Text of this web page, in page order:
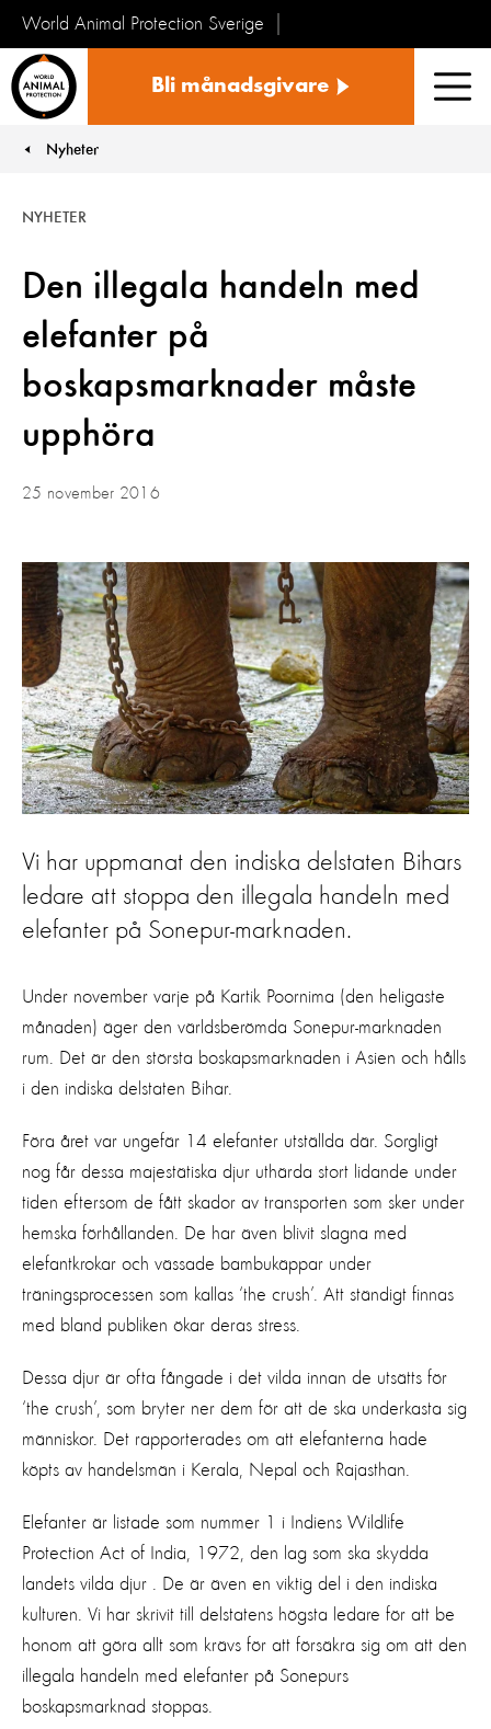
World Animal Protection Sverige
Bli månadsgivare
You are here:
Nyheter
Den illegala handeln med
elefanter på
boskapsmarknader måste
upphöra
NYHETER
25 november 2016
Vi har uppmanat den indiska delstaten Bihars
ledare att stoppa den illegala handeln med
elefanter på Sonepur-marknaden.
Under november varje på Kartik Poornima (den heligaste
månaden) äger den världsberömda Sonepur-marknaden
rum. Det är den största boskapsmarknaden i Asien och hålls
i den indiska delstaten Bihar.
Föra året var ungefär 14 elefanter utställda där. Sorgligt
nog får dessa majestätiska djur uthärda stort lidande under
tiden eftersom de fått skador av transporten som sker under
hemska förhållanden. De har även blivit slagna med
elefantkrokar och vässade bambukäppar under
träningsprocessen som kallas ‘the crush’. Att ständigt finnas
med bland publiken ökar deras stress.
Dessa djur är ofta fångade i det vilda innan de utsätts för
‘the crush’, som bryter ner dem för att de ska underkasta sig
människor. Det rapporterades om att elefanterna hade
köpts av handelsmän i Kerala, Nepal och Rajasthan.
Elefanter är listade som nummer 1 i Indiens Wildlife
Protection Act of India, 1972, den lag som ska skydda
landets vilda djur . De är även en viktig del i den indiska
kulturen. Vi har skrivit till delstatens högsta ledare för att be
honom att göra allt som krävs för att försäkra sig om att den
illegala handeln med elefanter på Sonepurs
boskapsmarknad stoppas.